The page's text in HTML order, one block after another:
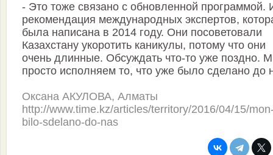
- Это тоже связано с обновленной программой.
рекомендация международных экспертов,
была написана в 2014 году. Они посоветовали
Казахстану укоротить каникулы, потому что они
очень длинные. Обсуждать что-то уже поздно.
просто исполняем то, что уже было сделано до
Оксана АКУЛОВА, Алматы
http://www.time.kz/articles/territory/2016/04/15/
bilo-sdelano-do-nas